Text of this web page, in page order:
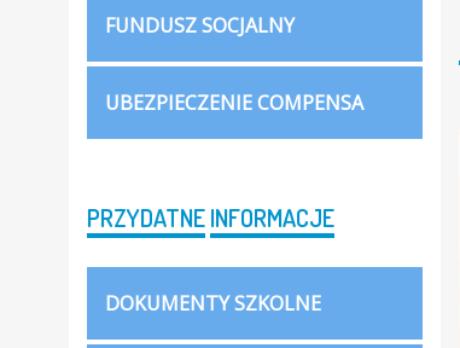
FUNDUSZ SOCJALNY
UBEZPIECZENIE COMPENSA
PRZYDATNEINFORMACJE
DOKUMENTY SZKOLNE